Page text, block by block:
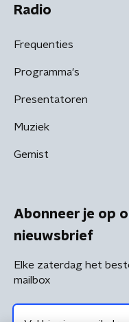
Radio
Frequenties
Programma's
Presentatoren
Muziek
Gemist
Abonneer je op
nieuwsbrief
Elke zaterdag het
mailbox